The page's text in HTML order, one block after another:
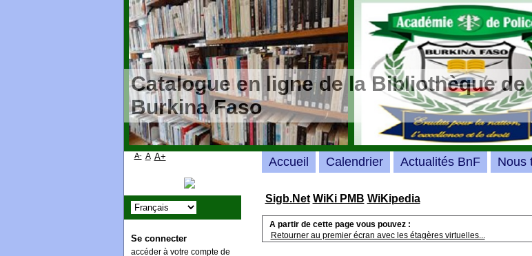
Catalogue en ligne de la Bibliothèque
Burkina Faso
Sigb.Net WiKi PMB WiKipedia
A partir de cette page vous pouvez :
Retourner au premier écran avec les étagères virtuelles...
Accueil Calendrier Actualités BnF Nous
A- A A+
Se connecter
accéder à votre compte de